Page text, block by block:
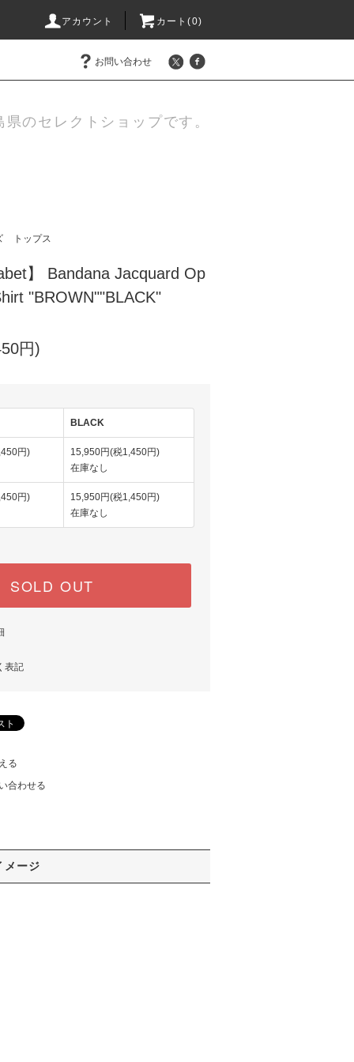
アカウント カート(0)
お問い合わせ
県のセレクトショップです。
トップス
】 Bandana Jacquard Op
"BROWN""BLACK"
円)
BLACK
円)
15,950円(税1,450円)
在庫なし
円)
15,950円(税1,450円)
在庫なし
SOLD OUT
表記
る
合わせる
メージ